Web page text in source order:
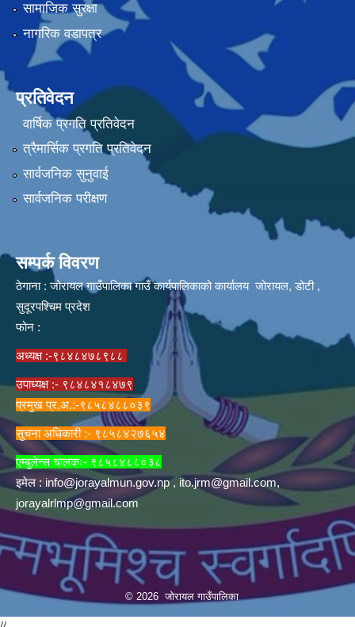
सामाजिक सुरक्षा
नागरिक वडापत्र
प्रतिवेदन
वार्षिक प्रगति प्रतिवेदन
त्रैमार्सिक प्रगति प्रतिवेदन
सार्वजनिक सुनुवाई
सार्वजनिक परीक्षण
सम्पर्क विवरण
ठेगाना : जोरायल गाउँपालिका गाउँ कार्यपालिकाको कार्यालय जोरायल, डोटी ,
सुदूरपश्चिम प्रदेश
फोन :
अध्यक्ष :-९८४८४७८९८८
उपाध्यक्ष :- ९८४८४१८४७९
प्रमुख प्र.अ.:-९८५८४८८०३९
सुचना अधिकारी :- ९८५८४२७६५४
एम्बुलेन्स चालकः- ९८५८४८८०३८
इमेल : info@jorayalmun.gov.np, ito.jrm@gmail.com,
jorayalrlmp@gmail.com
© 2026 जोरायल गाउँपालिका